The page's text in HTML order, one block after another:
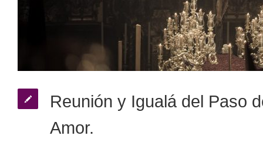
Reunión y Igualá del Paso
Amor.